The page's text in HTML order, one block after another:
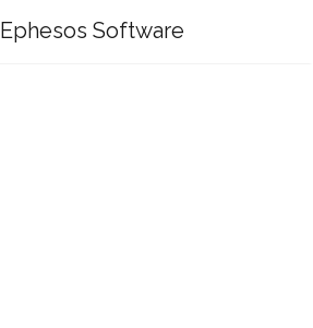
Ephesos Software